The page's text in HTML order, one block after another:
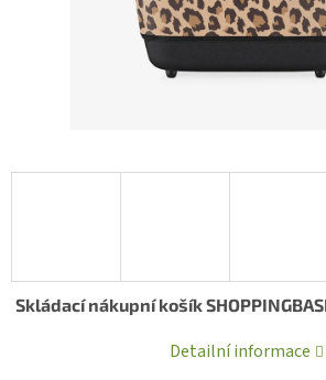
Skládací nákupní košík
Detailní informace